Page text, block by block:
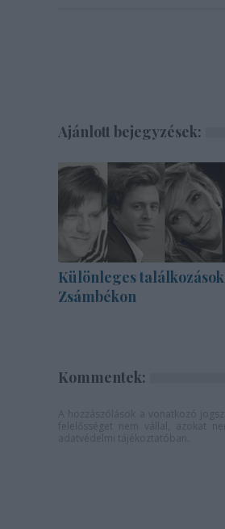
Ajánlott bejegyzések:
Különleges találkozások
Zsámbékon
Kommentek: